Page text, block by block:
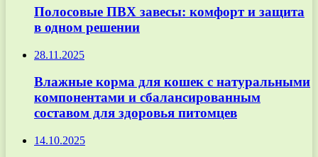
Полосовые ПВХ завесы: комфорт и защита
в одном решении
28.11.2025
Влажные корма для кошек с натуральными
компонентами и сбалансированным
составом для здоровья питомцев
14.10.2025